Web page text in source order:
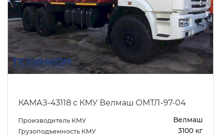
КАМАЗ-43118 с КМУ Велмаш ОМТЛ-97-04
Производитель КМУ Велмаш
Грузоподъемность КМУ 3100 кг